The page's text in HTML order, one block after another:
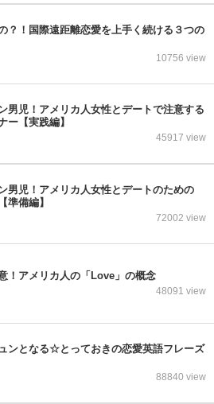
？！国際遠距離恋愛を上手く続ける３つの
10756 view
男児！アメリカ人女性とデートで注意する
ー【実践編】
45917 view
男児！アメリカ人女性とデートのための
準備編】
72002 view
！アメリカ人の「Love」の概念
48091 view
ンとなる☆とっておきの恋愛英語フレーズ
88840 view